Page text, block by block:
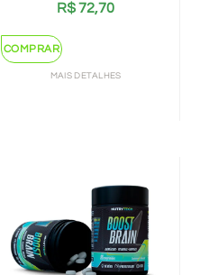
R$72,70
COMPRAR
MAIS DETALHES